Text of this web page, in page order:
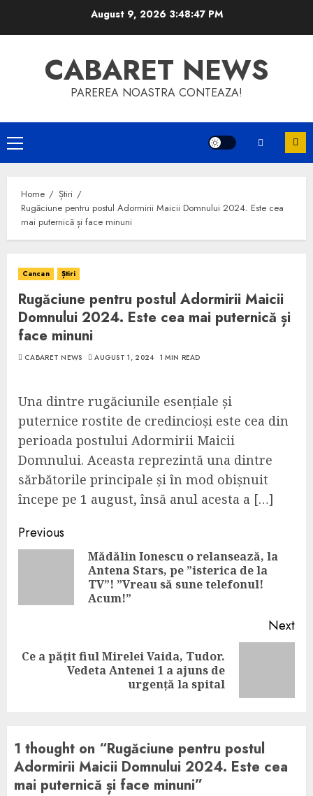
August 9, 2026 3:48:48 PM
CABARET NEWS
PAREREA NOASTRA CONTEAZA!
Primary
Menu
Home
Știri
Rugăciune pentru postul Adormirii Maicii Domnului 2024. Este cea
mai puternică și face minuni
Cancan Știri
Rugăciune pentru postul Adormirii Maicii
Domnului 2024. Este cea mai puternică și
face minuni
CABARET NEWS AUGUST 1, 2024 1 MIN READ
Una dintre rugăciunile esențiale și
puternice rostite de credincioși este cea din
perioada postului Adormirii Maicii
Domnului. Aceasta reprezintă una dintre
sărbătorile principale și în mod obișnuit
începe pe 1 august, însă anul acesta a […]
Continue
Reading
Previous
Mădălin Ionescu o relansează, la
Antena Stars, pe ”isterica de la
TV”! ”Vreau să sune telefonul!
Acum!”
Next
Next
Ce a pățit fiul Mirelei Vaida, Tudor.
Vedeta Antenei 1 a ajuns de
urgență la spital
1 thought on “Rugăciune pentru postul
Adormirii Maicii Domnului 2024. Este cea
mai puternică și face minuni”